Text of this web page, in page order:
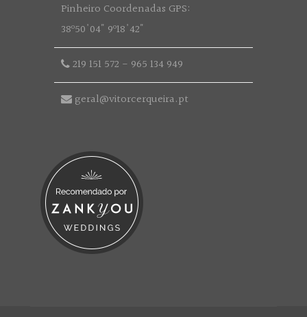
Pinheiro Coordenadas GPS:
38º50'04" 9º18'42"
219 151 572 - 965 134 949
geral@vitorcerqueira.pt